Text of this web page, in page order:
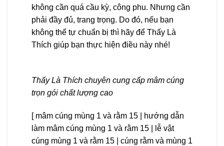
không cần quá cầu kỳ, công phu. Nhưng cần
phải đầy đủ, trang trọng. Do đó, nếu bạn
không thể tự chuẩn bị thì hãy để Thấy Là
Thích giúp bạn thực hiện điều này nhé!
Thấy Là Thích chuyên cung cấp mâm cúng
trọn gói chất lượng cao
[ mâm cúng mùng 1 và rằm 15 | hướng dẫn
làm mâm cúng mùng 1 và rằm 15 | lễ vật
cúng mùng 1 và rằm 15 | cúng rằm và mùng 1